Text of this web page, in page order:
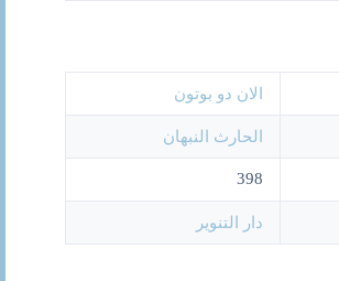
الان دو بوتون
الحارث النبهان
398
دار التنوير